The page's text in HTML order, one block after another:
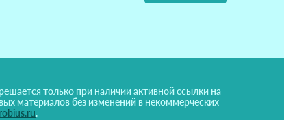
только при наличии активной ссылки на
материалов без изменений в некоммерческих
.